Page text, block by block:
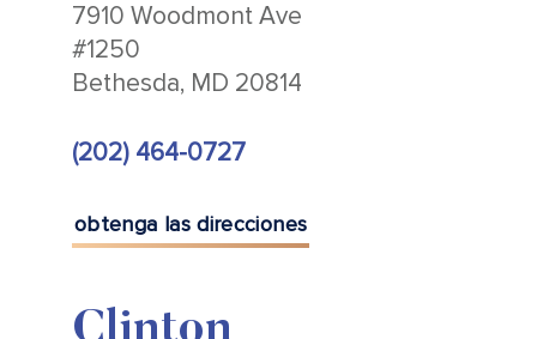
7910 Woodmont Ave
#1250
Bethesda, MD 20814
(202) 464-0727
obtenga las direcciones